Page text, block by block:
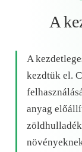
A
A
kezdtük el.
anyag